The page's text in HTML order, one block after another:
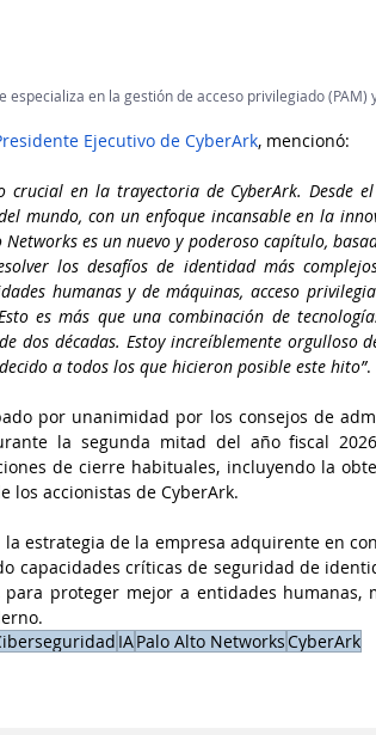
especializa en la gestión de acceso privilegiado
Ejecutivo de CyberArk, mencionó:
crucial en la trayectoria de CyberArk. Desde
mundo, con un enfoque incansable en la
Networks es un nuevo y poderoso capítulo,
los desafíos de identidad más
humanas y de máquinas, acceso
es más que una combinación de
dos décadas. Estoy increíblemente orgulloso
a todos los que hicieron posible este hito”.
por unanimidad por los consejos de
la segunda mitad del año fiscal
de cierre habituales, incluyendo la
los accionistas de CyberArk.
estrategia de la empresa adquirente en
capacidades críticas de seguridad de
proteger mejor a entidades humanas,
IAPalo Alto NetworksCyberArk